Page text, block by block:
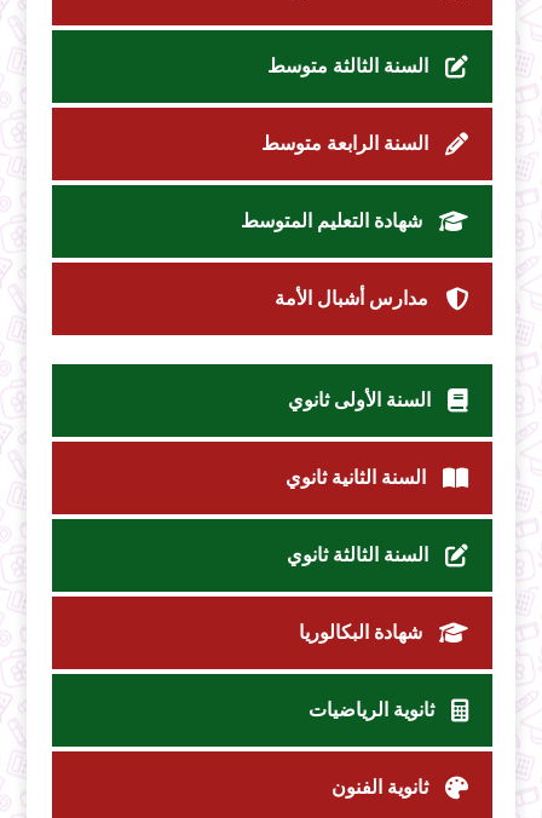
السنة الثالثة متوسط
السنة الرابعة متوسط
شهادة التعليم المتوسط
مدارس أشبال الأمة
السنة الأولى ثانوي
السنة الثانية ثانوي
السنة الثالثة ثانوي
شهادة البكالوريا
ثانوية الرياضيات
ثانوية الفنون